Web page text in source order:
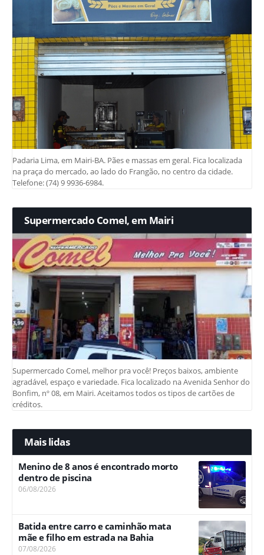
Padaria Lima, em Mairi-BA. Pães e massas em geral. Fica localizada
na praça do mercado, ao lado do Frangão, no centro da cidade.
Telefone: (74) 9 9936-6984.
Supermercado Comel, em Mairi
Supermercado Comel, melhor pra você! Preços baixos, ambiente
agradável, espaço e variedade. Fica localizado na Avenida Senhor do
Bonfim, nº 08, em Mairi. Aceitamos todos os tipos de cartões de
créditos.
Mais lidas
Menino de 8 anos é encontrado morto
dentro de piscina
06/08/2026
Batida entre carro e caminhão mata
mãe e filho em estrada na Bahia
07/08/2026